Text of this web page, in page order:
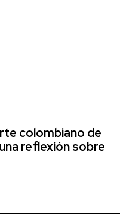
colombiano de
reflexión sobre